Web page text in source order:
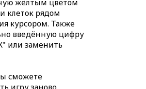
жёлтым цветом
клеток рядом
курсором. Также
введённую цифру
или заменить
сможете